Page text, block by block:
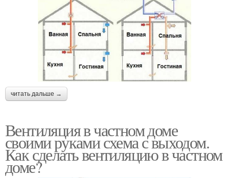
читать дальше →
Вентиляция в частном доме
своими руками схема с выходом.
Как сделать вентиляцию в частном
доме?